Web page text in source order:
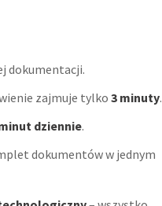
dokumentacji.
zajmuje tylko 3 minuty.
dziennie.
dokumentów w jednym